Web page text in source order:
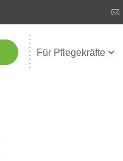
Für Pflegekräfte